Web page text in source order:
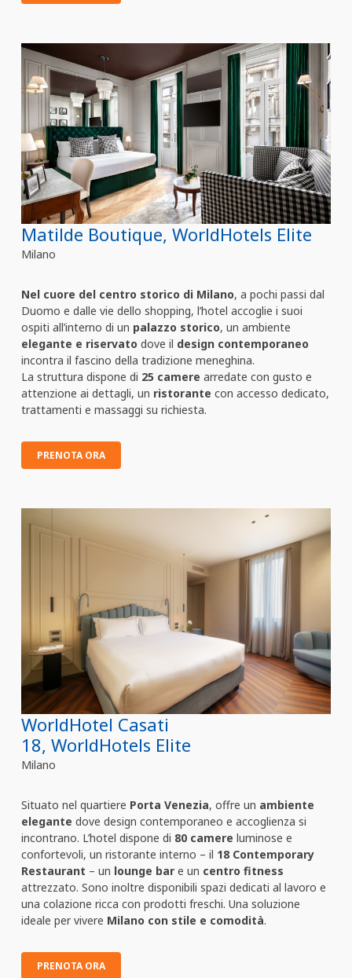
Matilde Boutique, WorldHotels Elite
Milano
Nel cuore del centro storico di Milano, a pochi passi dal
Duomo e dalle vie dello shopping, l’hotel accoglie i suoi
ospiti all’interno di un palazzo storico, un ambiente
elegante e riservato dove il design contemporaneo
incontra il fascino della tradizione meneghina.
La struttura dispone di 25 camere arredate con gusto e
attenzione ai dettagli, un ristorante con accesso dedicato,
trattamenti e massaggi su richiesta.
PRENOTA ORA
WorldHotel Casati
18, WorldHotels Elite
Milano
Situato nel quartiere Porta Venezia, offre un ambiente
elegante dove design contemporaneo e accoglienza si
incontrano. L’hotel dispone di 80 camere luminose e
confortevoli, un ristorante interno – il 18 Contemporary
Restaurant – un lounge bar e un centro fitness
attrezzato. Sono inoltre disponibili spazi dedicati al lavoro e
una colazione ricca con prodotti freschi. Una soluzione
ideale per vivere Milano con stile e comodità.
PRENOTA ORA